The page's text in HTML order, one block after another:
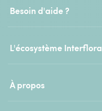
Besoin d'aide ?
L'écosystème Interflora
À propos